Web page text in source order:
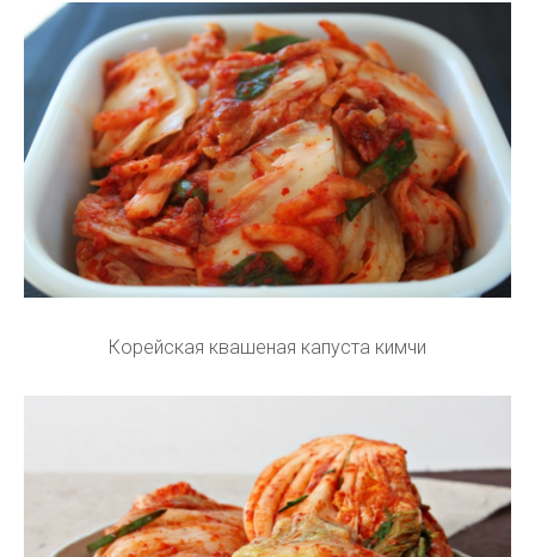
Корейская квашеная капуста кимчи